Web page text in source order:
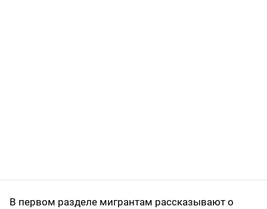
В первом разделе мигрантам рассказывают о